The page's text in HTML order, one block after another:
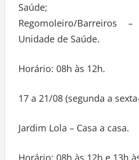
Saúde;
Regomoleiro/
Unidade de Saúde.
Horário: 08h às 12h.
17 a 21/08 (segunda a
Jardim Lola – Casa a casa.
Horário: 08h às 12h e 13h